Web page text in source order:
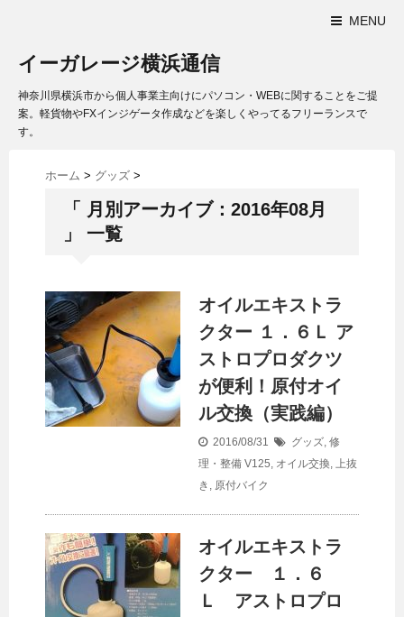
MENU
イーガレージ横浜通信
神奈川県横浜市から個人事業主向けにパソコン・WEBに関することをご提
案。軽貨物やFXインジゲータ作成などを楽しくやってるフリーランスで
す。
ホーム > グッズ >
「 月別アーカイブ：2016年08月
」 一覧
オイルエキストラ
クター １．６Ｌ ア
ストロプロダクツ
が便利！原付オイ
ル交換（実践編）
2016/08/31 グッズ, 修
理・整備 V125, オイル交換, 上抜
き , 原付バイク
オイルエキストラ
クター １．６
Ｌ アストロプロ